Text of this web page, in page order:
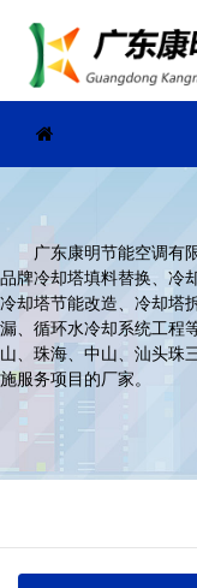
广东康明节能空调有
品牌冷却塔填料替换、冷
冷却塔节能改造、冷却塔
漏、循环水冷却系统工程
山、珠海、中山、汕头珠
施服务项目的厂家。